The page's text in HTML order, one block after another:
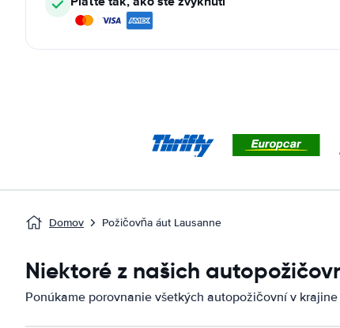
Domov Požičovňa áut Lausanne
Niektoré z našich
Ponúkame porovnanie všetkých autopožičovní v krajine